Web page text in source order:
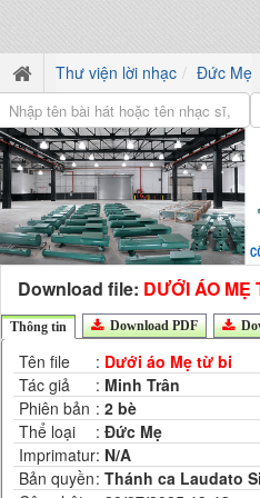
Thư viện lời nhạc Đức Mẹ
Download file: DƯỚI ÁO MẸ
Thông tin Download PDF
Tên file : Dưới áo Mẹ từ bi
Tác giả
: Minh Trân
Phiên bản : 2 bè
Thể loại
: Đức Mẹ
Imprimatur: N/A
Bản quyền: Thánh ca Laudato